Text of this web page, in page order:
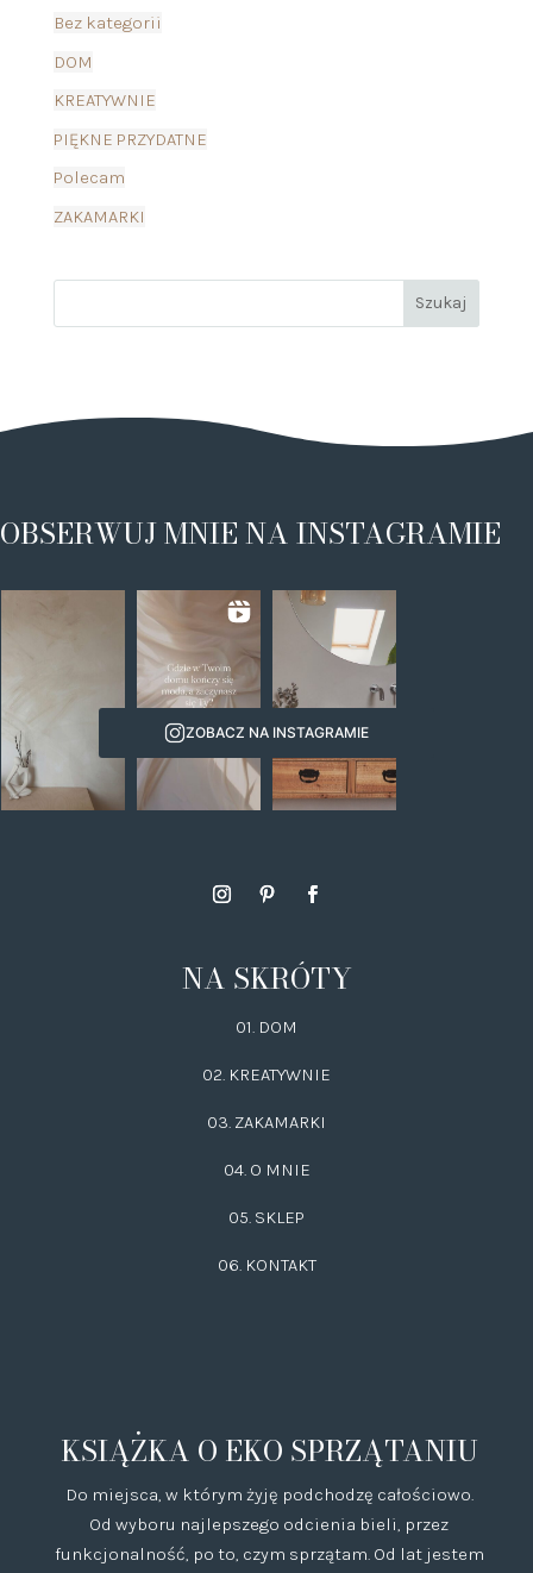
Bez kategorii
DOM
KREATYWNIE
PIĘKNE PRZYDATNE
Polecam
ZAKAMARKI
OBSERWUJ MNIE NA INSTAGRAMIE
ZOBACZ NA INSTAGRAMIE
NA SKRÓTY
01. DOM
02. KREATYWNIE
03. ZAKAMARKI
04. O MNIE
05. SKLEP
06. KONTAKT
KSIĄŻKA O EKO SPRZĄTANIU
Do miejsca, w którym żyję podchodzę całościowo.
Od wyboru najlepszego odcienia bieli, przez
funkcjonalność, po to, czym sprzątam. Od lat jestem